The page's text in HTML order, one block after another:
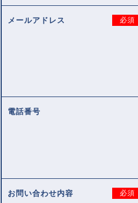
メールアドレス 必須
電話番号
お問い合わせ内容 必須